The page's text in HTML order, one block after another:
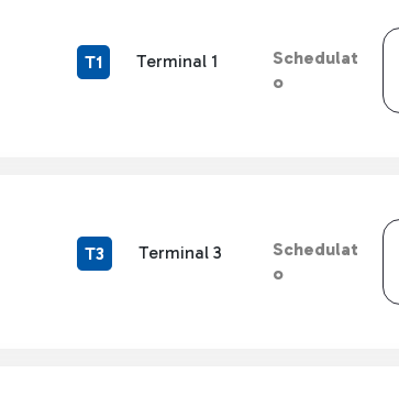
T1 Terminal 1
Schedulat
o
T3 Terminal 3
Schedulat
o